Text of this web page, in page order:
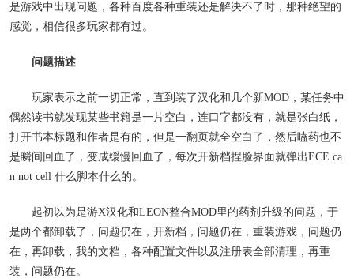
是游戏中出现问题，各种百度各种重装还是解决不了时，那种绝望的
感觉，相信很多玩家都有过。
问题描述
玩家表示之前一切正常，直到装了汉化和几个新MOD ，某任务中
偶然读书就发现某些书籍是一片空白，连口字都没有，就是张白纸，
打开书本标题和作者是有的，但是一翻页就全空白了，然后嗑药也不
是瞬间回血了，变成缓慢回血了，每次开新档捏脸界面就弹出ECE ca
n not cell 什么脚本什么的。
起初以为是游X汉化和LEON整合MOD里的药剂升级的问题，于
是两个都卸载了，问题仍在，开新档，问题仍在，重装游戏，问题仍
在，再卸载，我的文档，各种配置文件以及注册表全部清理，再重
装，问题仍在。